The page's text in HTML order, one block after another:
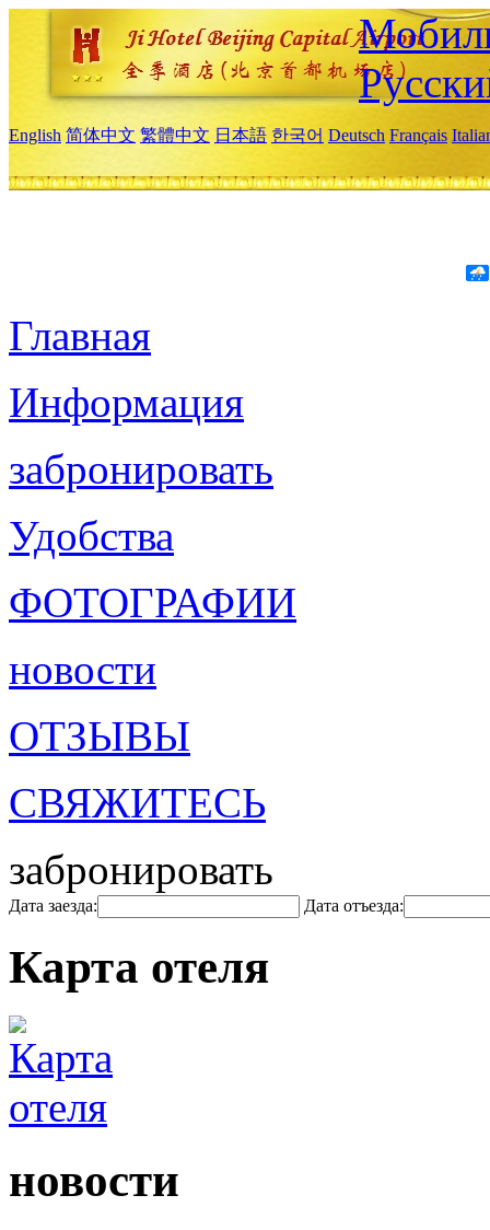
English 简体中文 繁體中文 日本語 한국어 Deutsch Français
Главная
Информация
забронировать
Удобства
ФОТОГРАФИИ
новости
ОТЗЫВЫ
СВЯЖИТЕСЬ
забронировать
Дата заезда: Дата отъезда:
Карта отеля
новости